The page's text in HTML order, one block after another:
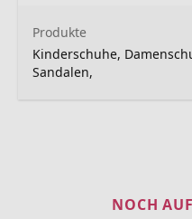
Produkte
Kinderschuhe,
Sandalen,
NOCH